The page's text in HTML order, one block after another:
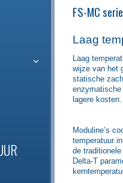
FS-MC
Laag
Laag
wijze van het
statische
enzymatische
lagere kosten.
Moduline’s
temperatuur
de
Delta-T